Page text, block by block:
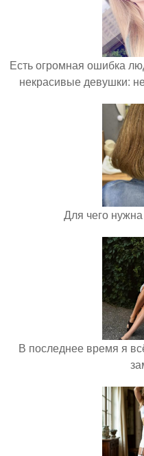
Есть огромная ошибка
некрасивые девушки:
Для чего
В последнее время я